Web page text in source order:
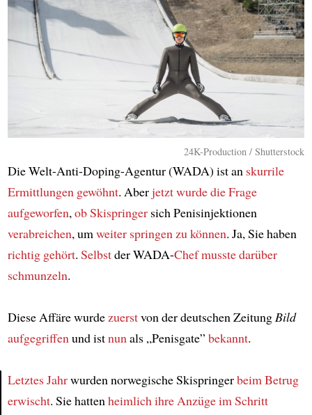
24K-Production / Shutterstock
Die Welt-Anti-Doping-Agentur (WADA) ist an skurrile
Ermittlungen gewöhnt. Aberjetztwurde die Frage
aufgeworfen,obSkispringersich Penisinjektionen
verabreichen, umweiter springenzu können. Ja, Sie haben
richtig gehört. Selbstder WADA-Chefmusste darüber
schmunzeln.
Diese Affäre wurdezuerstvon der deutschen ZeitungBild
aufgegriffenund istnunals „Penisgate” bekannt.
Letztes Jahrwurden norwegische Skispringerbeim Betrug
erwischt. Sie hattenheimlichihre Anzügeim Schritt